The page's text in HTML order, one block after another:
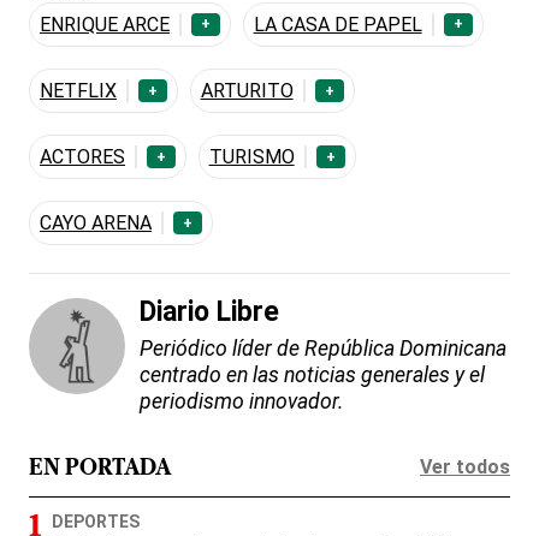
ENRIQUE ARCE
+ LA CASA DE PAPEL +
NETFLIX + ARTURITO +
ACTORES + TURISMO +
CAYO ARENA +
Diario Libre
Periódico líder de República Dominicana
centrado en las noticias generales y el
periodismo innovador.
EN PORTADA Ver todos
DEPORTES